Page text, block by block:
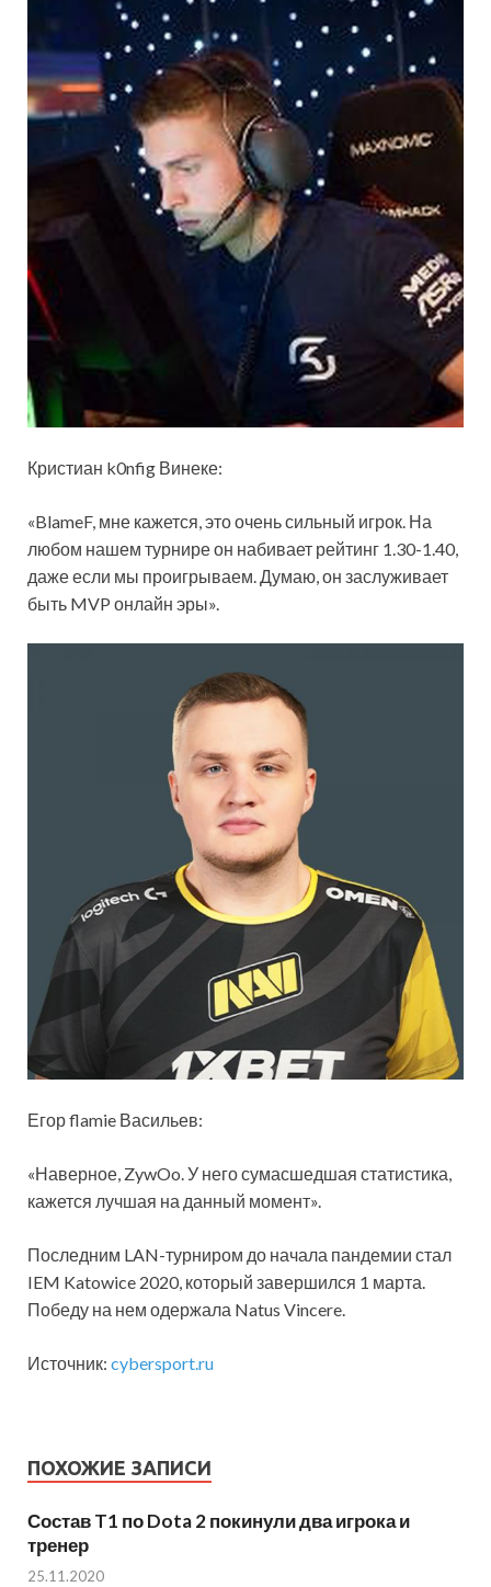
Кристиан k0nfig Винеке:
«BlameF, мне кажется, это очень сильный игрок. На
любом нашем турнире он набивает рейтинг 1.30-1.40,
даже если мы проигрываем. Думаю, он заслуживает
быть MVP онлайн эры».
Егор flamie Васильев:
«Наверное, ZywOo. У него сумасшедшая статистика,
кажется лучшая на данный момент».
Последним LAN-турниром до начала пандемии стал
IEM Katowice 2020, который завершился 1 марта.
Победу на нем одержала Natus Vincere.
Источник: cybersport.ru
ПОХОЖИЕ ЗАПИСИ
Состав T1 по Dota 2 покинули два игрока и
тренер
25.11.2020